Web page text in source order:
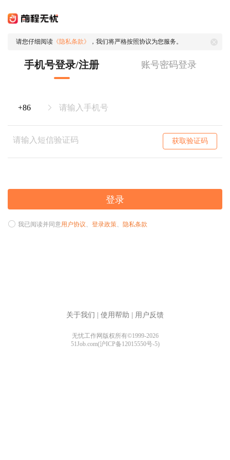
请您仔细阅读 《隐私条款》 ，我们将严格按照协议为您服务。
手机号登录/注册 账号密码登录
获取验证码
登录
我已阅读并同意用户协议、 登录政策、 隐私条款
关于我们 使用帮助 用户反馈
无忧工作网版权所有©1999-2026
51Job.com(沪ICP备12015550号-5)